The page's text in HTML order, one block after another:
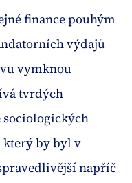
finance pouhým
výdajů
vymknou
tvrdých
sociologických
který by byl v
napříč